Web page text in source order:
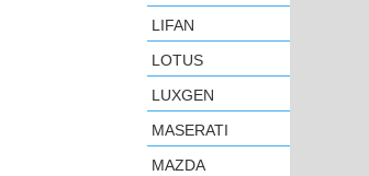
LIFAN
LOTUS
LUXGEN
MASERATI
MAZDA